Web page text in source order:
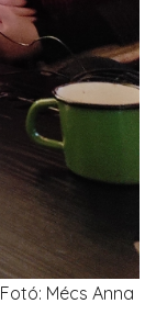
Fotó: Mécs Anna